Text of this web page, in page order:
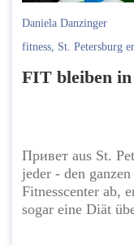
Daniela Danzinger
fitness, St. Petersburg
FIT bleiben
Привет aus St.
jeder - den
Fitnesscenter ab,
sogar eine Diät